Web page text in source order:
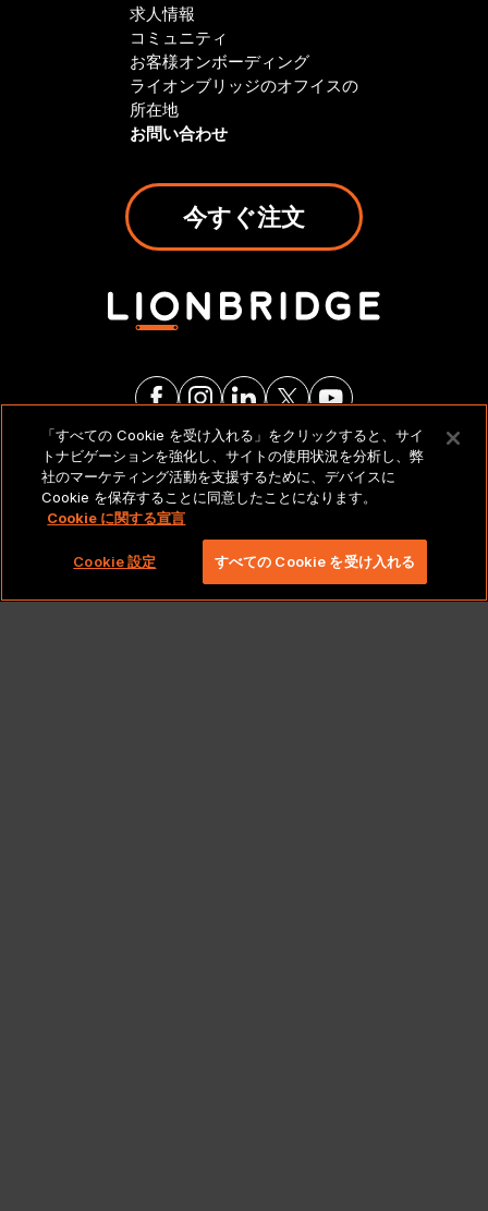
求人情報
コミュニティ
お客様オンボーディング
ライオンブリッジのオフイスの
所在地
お問い合わせ
今すぐ注文
法的通知とポリシー
Copyright 2026 Lionbridge Technologies、LLC. All
rights reserved。
「すべての Cookie を受け入れる」をクリックすると、サイ
トナビゲーションを強化し、サイトの使用状況を分析し、弊
社のマーケティング活動を支援するために、デバイスに
Cookie を保存することに同意したことになります。
Cookie に関する宣言
Cookie 設定 すべての Cookie を受け入れる